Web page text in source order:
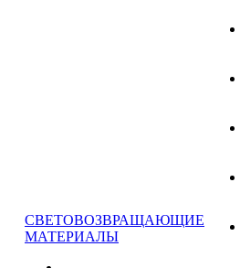
СВЕТОВОЗВРАЩАЮЩИЕ
МАТЕРИАЛЫ